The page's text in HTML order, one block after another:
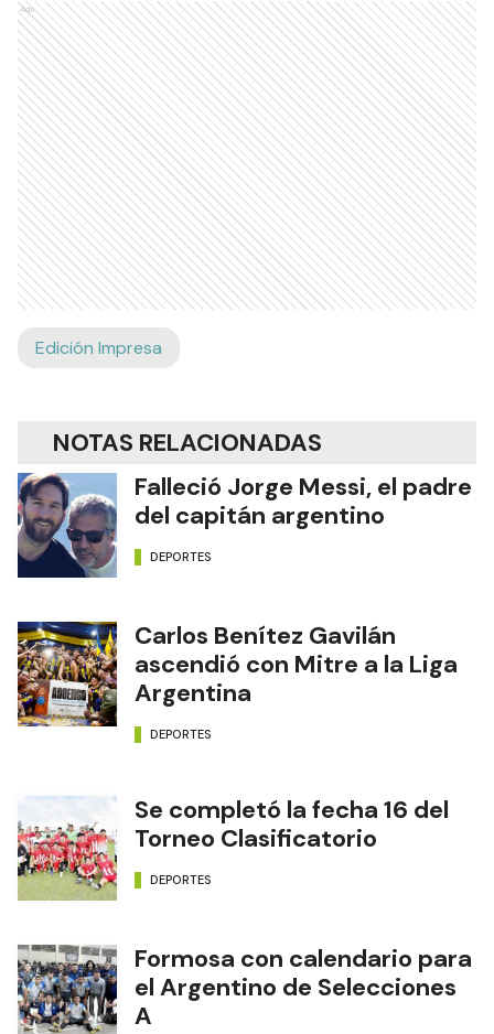
Ads
Edición Impresa
NOTAS RELACIONADAS
Falleció Jorge Messi, el padre
del capitán argentino
DEPORTES
Carlos Benítez Gavilán
ascendió con Mitre a la Liga
Argentina
DEPORTES
Se completó la fecha 16 del
Torneo Clasificatorio
DEPORTES
Formosa con calendario para
el Argentino de Selecciones
A